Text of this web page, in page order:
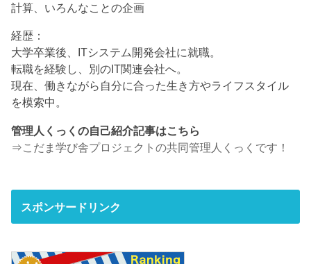
計算、いろんなことの企画
経歴：
大学卒業後、ITシステム開発会社に就職。
転職を経験し、別のIT関連会社へ。
現在、働きながら自分に合った生き方やライフスタイル
を模索中。
管理人くっくの自己紹介記事はこちら
⇒こだま学び舎プロジェクトの共同管理人くっくです！
スポンサードリンク